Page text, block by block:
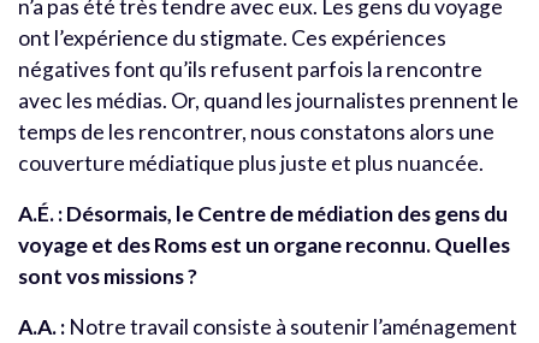
n’a pas été très tendre avec eux. Les gens du voyage
ont l’expérience du stigmate. Ces expériences
négatives font qu’ils refusent parfois la rencontre
avec les médias. Or, quand les journalistes prennent le
temps de les rencontrer, nous constatons alors une
couverture médiatique plus juste et plus nuancée.
A.É. : Désormais, le Centre de médiation des gens du
voyage et des Roms est un organe reconnu. Quelles
sont vos missions ?
A.A. : Notre travail consiste à soutenir l’aménagement